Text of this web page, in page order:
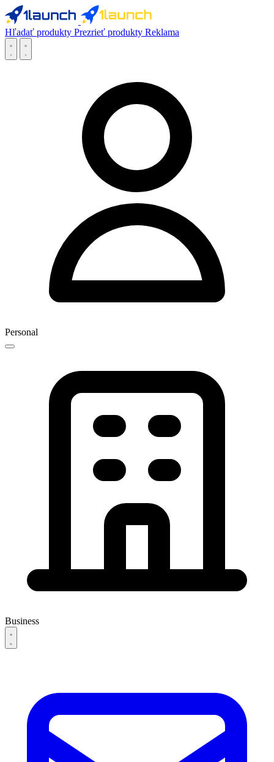
Hľadať produkty Prezrieť produkty Reklama
Personal
Business